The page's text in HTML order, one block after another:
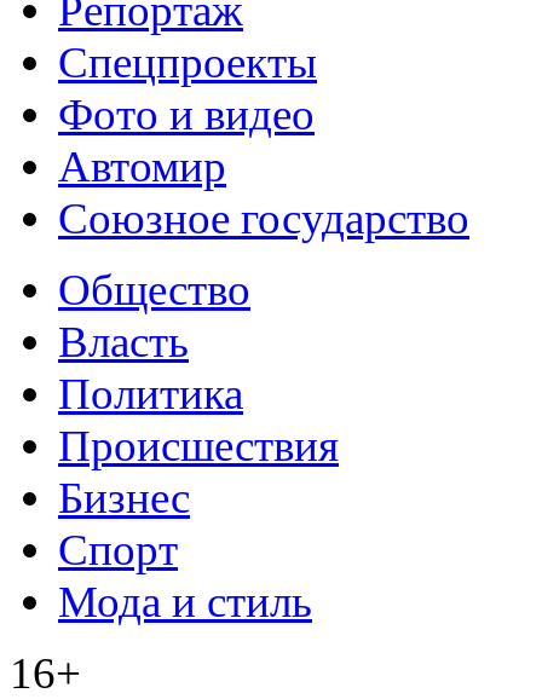
Репортаж
Спецпроекты
Фото и видео
Автомир
Союзное государство
Общество
Власть
Политика
Происшествия
Бизнес
Спорт
Мода и стиль
16+